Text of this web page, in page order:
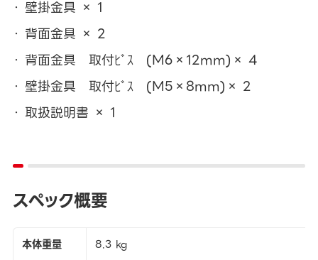
壁掛金具 × 1
背面金具 × 2
背面金具 取付ﾋﾞｽ (M6×12mm)× 4
壁掛金具 取付ﾋﾞｽ (M5×8mm)× 2
取扱説明書 × 1
スペック概要
本体重量
8.3 kg